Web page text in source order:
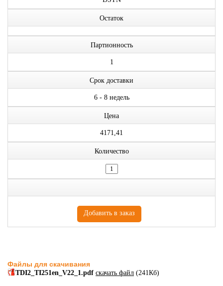
Остаток
Партионность
1
Срок доставки
6 - 8 недель
Цена
4171,41
Количество
Файлы для скачивания
TDI2_TI251en_V22_1.pdf скачать файл (241Кб)